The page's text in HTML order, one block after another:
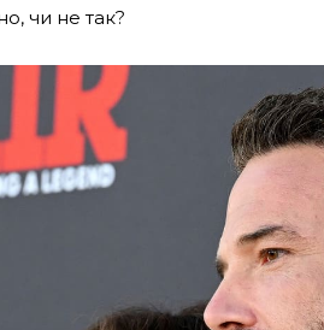
чи не так?